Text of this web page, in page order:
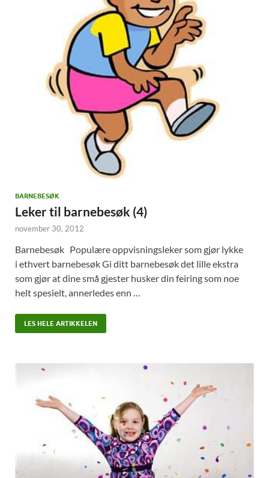
BARNEBESØK
Leker til barnebesøk (4)
november 30, 2012
Barnebesøk Populære oppvisningsleker som gjør lykke
i ethvert barnebesøk Gi ditt barnebesøk det lille ekstra
som gjør at dine små gjester husker din feiring som noe
helt spesielt, annerledes enn …
LES HELE ARTIKKELEN